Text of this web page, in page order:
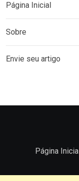
Página Inicial
Sobre
Envie seu artigo
Página Inicial